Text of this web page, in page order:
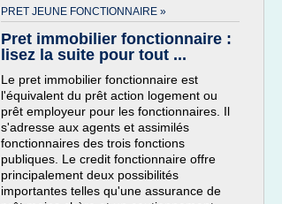
PRET JEUNE FONCTIONNAIRE »
Pret immobilier fonctionnaire :
lisez la suite pour tout ...
Le pret immobilier fonctionnaire est
l'équivalent du prêt action logement ou
prêt employeur pour les fonctionnaires. Il
s'adresse aux agents et assimilés
fonctionnaires des trois fonctions
publiques. Le credit fonctionnaire offre
principalement deux possibilités
importantes telles qu'une assurance de